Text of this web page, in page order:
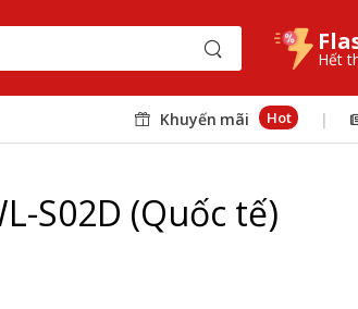
Hết
Khuyến mãi Hot |
S02D (Quốc tế)